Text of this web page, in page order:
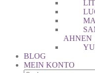
AHNEN
BLOG
MEIN KONTO